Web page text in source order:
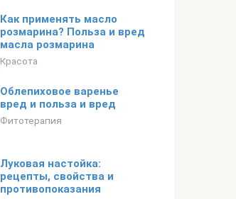
Как применять масло
розмарина? Польза и вред
масла розмарина
Красота
Облепиховое варенье
вред и польза и вред
Фитотерапия
Луковая настойка:
рецепты, свойства и
противопоказания